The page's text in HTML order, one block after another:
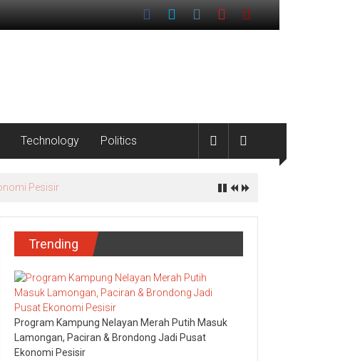
Technology Politics
Trending
Program Kampung Nelayan Merah Putih Masuk
Lamongan, Paciran & Brondong Jadi Pusat
Ekonomi Pesisir